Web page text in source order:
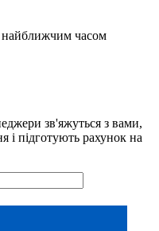
найближчим часом
зв'яжуться з вами,
і підготують рахунок на